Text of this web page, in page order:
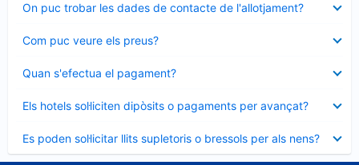
On puc trobar les dades de contacte de l'allotjament?
tancat
Com puc veure els preus?
tancat
Quan s'efectua el pagament?
tancat
Els hotels sol·liciten dipòsits o pagaments per avançat?
tancat
Es poden sol·licitar llits supletoris o bressols per als nens?
tancat